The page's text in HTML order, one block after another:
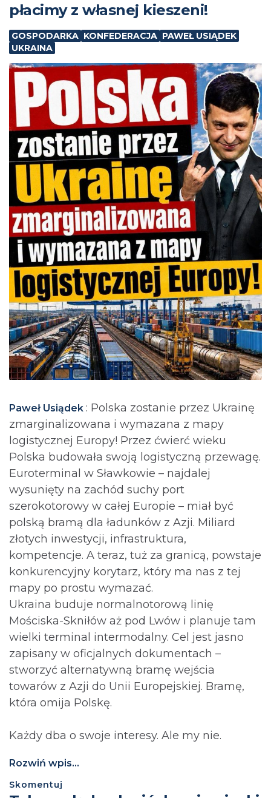
płacimy z własnej kieszeni!
GOSPODARKA KONFEDERACJA PAWEŁ USIĄDEK
UKRAINA
Paweł Usiądek : Polska zostanie przez Ukrainę
zmarginalizowana i wymazana z mapy
logistycznej Europy! Przez ćwierć wieku
Polska budowała swoją logistyczną przewagę.
Euroterminal w Sławkowie – najdalej
wysunięty na zachód suchy port
szerokotorowy w całej Europie – miał być
polską bramą dla ładunków z Azji. Miliard
złotych inwestycji, infrastruktura,
kompetencje. A teraz, tuż za granicą, powstaje
konkurencyjny korytarz, który ma nas z tej
mapy po prostu wymazać.
Ukraina buduje normalnotorową linię
Mościska-Skniłów aż pod Lwów i planuje tam
wielki terminal intermodalny. Cel jest jasno
zapisany w oficjalnych dokumentach –
stworzyć alternatywną bramę wejścia
towarów z Azji do Unii Europejskiej. Bramę,
która omija Polskę.
Każdy dba o swoje interesy. Ale my nie.
Rozwiń wpis...
Skomentuj